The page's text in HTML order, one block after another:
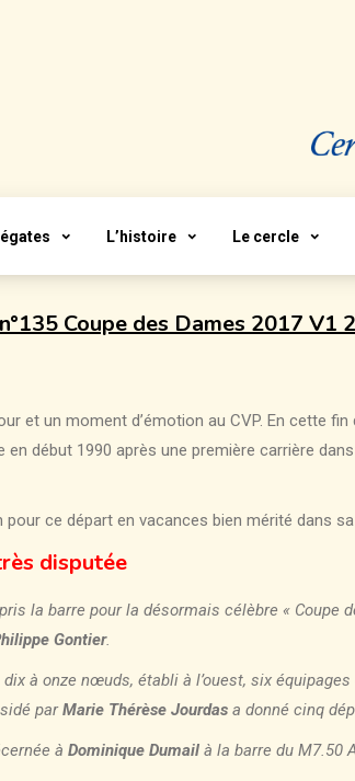
L’histoire Le cercle
Coupe des Dames 2017 V1
et un moment d’émotion au CVP. En cette
en début 1990 après une première carrière
ce départ en vacances bien mérité dans
disputée
la barre pour la désormais célèbre «
Gontier.
à onze nœuds, établi à l’ouest, six
parMarie Thérèse Jourdas a donné cinq
à Dominique Dumail à la barre du M7.50